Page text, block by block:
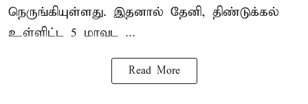
நெருங்கியுள்ளது. இதனால் தேனி, திண்டுக்கல்
உள்ளிட்ட 5 மாவட ...
Read More